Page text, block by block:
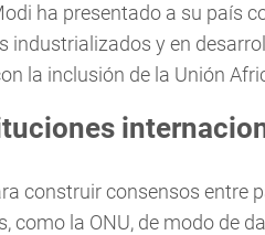
ha presentado a su país
industrializados y en
la inclusión de la Unión
construir consensos entre
como la ONU, de modo de